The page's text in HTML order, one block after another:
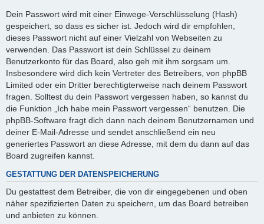
Dein Passwort wird mit einer Einwege-Verschlüsselung (Hash)
gespeichert, so dass es sicher ist. Jedoch wird dir empfohlen,
dieses Passwort nicht auf einer Vielzahl von Webseiten zu
verwenden. Das Passwort ist dein Schlüssel zu deinem
Benutzerkonto für das Board, also geh mit ihm sorgsam um.
Insbesondere wird dich kein Vertreter des Betreibers, von phpBB
Limited oder ein Dritter berechtigterweise nach deinem Passwort
fragen. Solltest du dein Passwort vergessen haben, so kannst du
die Funktion „Ich habe mein Passwort vergessen“ benutzen. Die
phpBB-Software fragt dich dann nach deinem Benutzernamen und
deiner E-Mail-Adresse und sendet anschließend ein neu
generiertes Passwort an diese Adresse, mit dem du dann auf das
Board zugreifen kannst.
GESTATTUNG DER DATENSPEICHERUNG
Du gestattest dem Betreiber, die von dir eingegebenen und oben
näher spezifizierten Daten zu speichern, um das Board betreiben
und anbieten zu können.